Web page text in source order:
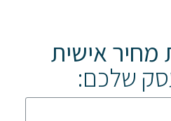
אישית
שלכם: